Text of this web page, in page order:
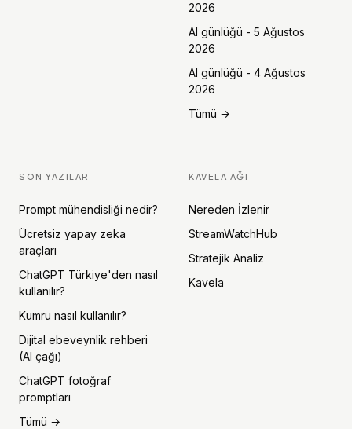
2026
AI günlüğü - 5 Ağustos
2026
AI günlüğü - 4 Ağustos
2026
Tümü →
SON YAZILAR
Prompt mühendisliği nedir?
Ücretsiz yapay zeka
araçları
ChatGPT Türkiye'den nasıl
kullanılır?
Kumru nasıl kullanılır?
Dijital ebeveynlik rehberi
(AI çağı)
ChatGPT fotoğraf
promptları
Tümü →
KAVELA AĞI
Nereden İzlenir
StreamWatchHub
Stratejik Analiz
Kavela